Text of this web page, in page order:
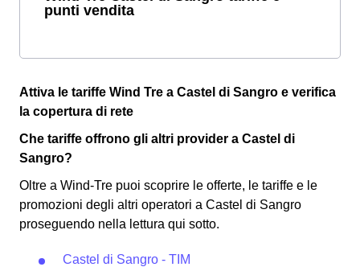
punti vendita
Attiva le tariffe Wind Tre a Castel di Sangro e verifica
la copertura di rete
Che tariffe offrono gli altri provider a Castel di
Sangro?
Oltre a Wind-Tre puoi scoprire le offerte, le tariffe e le
promozioni degli altri operatori a Castel di Sangro
proseguendo nella lettura qui sotto.
Castel di Sangro - TIM